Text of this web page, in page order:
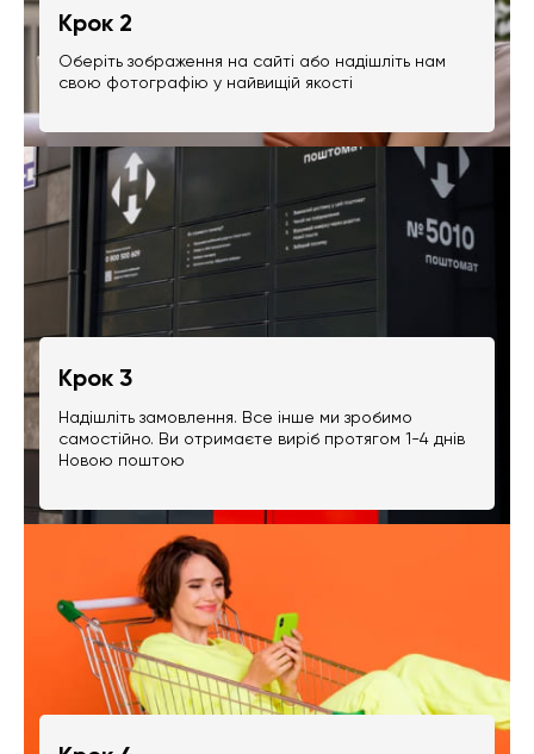
Крок 2
Оберіть зображення на сайті або надішліть нам
свою фотографію у найвищій якості
Крок 3
Надішліть замовлення. Все інше ми зробимо
самостійно. Ви отримаєте виріб протягом 1-4 днів
Новою поштою